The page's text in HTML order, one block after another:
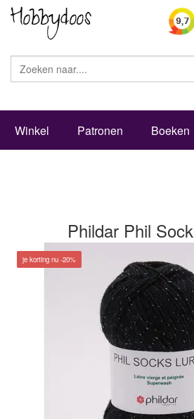
Winkel Patronen Boeken
Phildar Phil
je korting nu -20%